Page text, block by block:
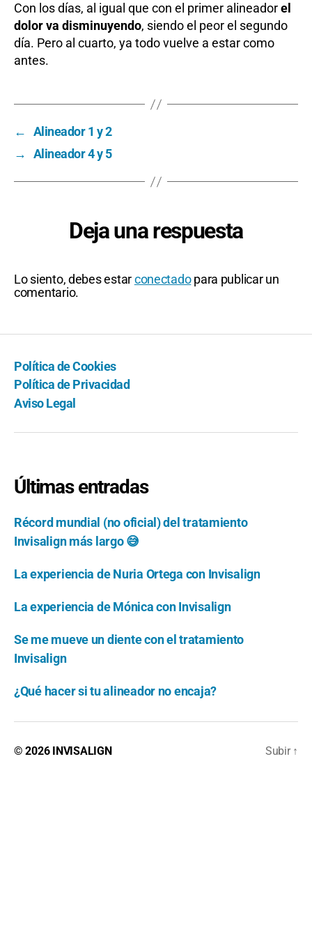
Con los días, al igual que con el primer alineadorel
dolor va disminuyendo, siendo el peor el segundo
día. Pero al cuarto, ya todo vuelve a estar como
antes.
←
Alineador 1 y 2
→
Alineador 4 y 5
Deja una respuesta
Lo siento, debes estarconectadopara publicar un
comentario.
Política de Cookies
Política de Privacidad
Aviso Legal
Últimas entradas
Récord mundial (no oficial) del tratamiento
Invisalign más largo 😅
La experiencia de Nuria Ortega con Invisalign
La experiencia de Mónica con Invisalign
Se me mueve un diente con el tratamiento
Invisalign
¿Qué hacer si tu alineador no encaja?
© 2026 INVISALIGN Subir ↑